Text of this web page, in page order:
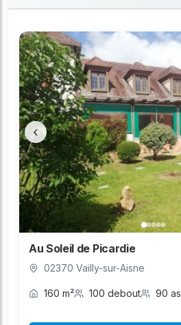
‹
Au Soleil de Picardie
02370 Vailly-sur-Aisne
160 m² 100 debout 90